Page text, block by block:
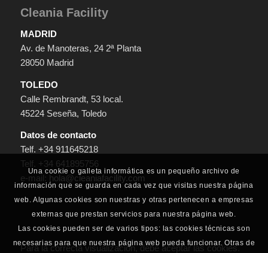
Cleania Facility
MADRID
Av. de Manoteras, 24 2ª Planta
28050 Madrid
TOLEDO
Calle Rembrandt, 53 local.
45224 Seseña, Toledo
Datos de contacto
Telf. +34 911645218
Telf. +34 641895756
e-mail: hola@cleaniafacility.com
Para la correcta visualización, debe aceptar las cookies.
Una cookie o galleta informática es un pequeño archivo de
información que se guarda en cada vez que visitas nuestra página
web. Algunas cookies son nuestras y otras pertenecen a empresas
externas que prestan servicios para nuestra página web.
Las cookies pueden ser de varios tipos: las cookies técnicas son
necesarias para que nuestra página web pueda funcionar. Otras de